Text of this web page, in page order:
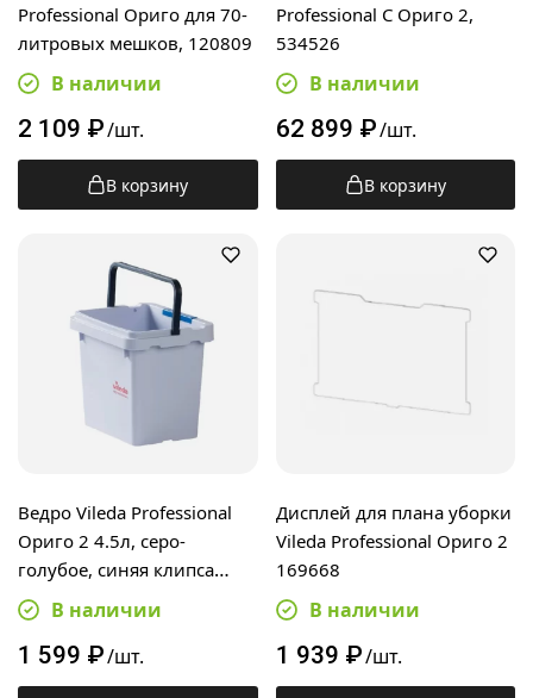
Professional Ориго для 70-
литровых мешков, 120809
В наличии
2 109 ₽/шт.
В корзину
Professional C Ориго 2,
534526
В наличии
62 899 ₽/шт.
В корзину
Ведро Vileda Professional
Ориго 2 4.5л, серо-
голубое, синяя клипса
цветового кодирования,
534428
В наличии
1 599 ₽/шт.
Дисплей для плана уборки
Vileda Professional Ориго 2
169668
В наличии
1 939 ₽/шт.